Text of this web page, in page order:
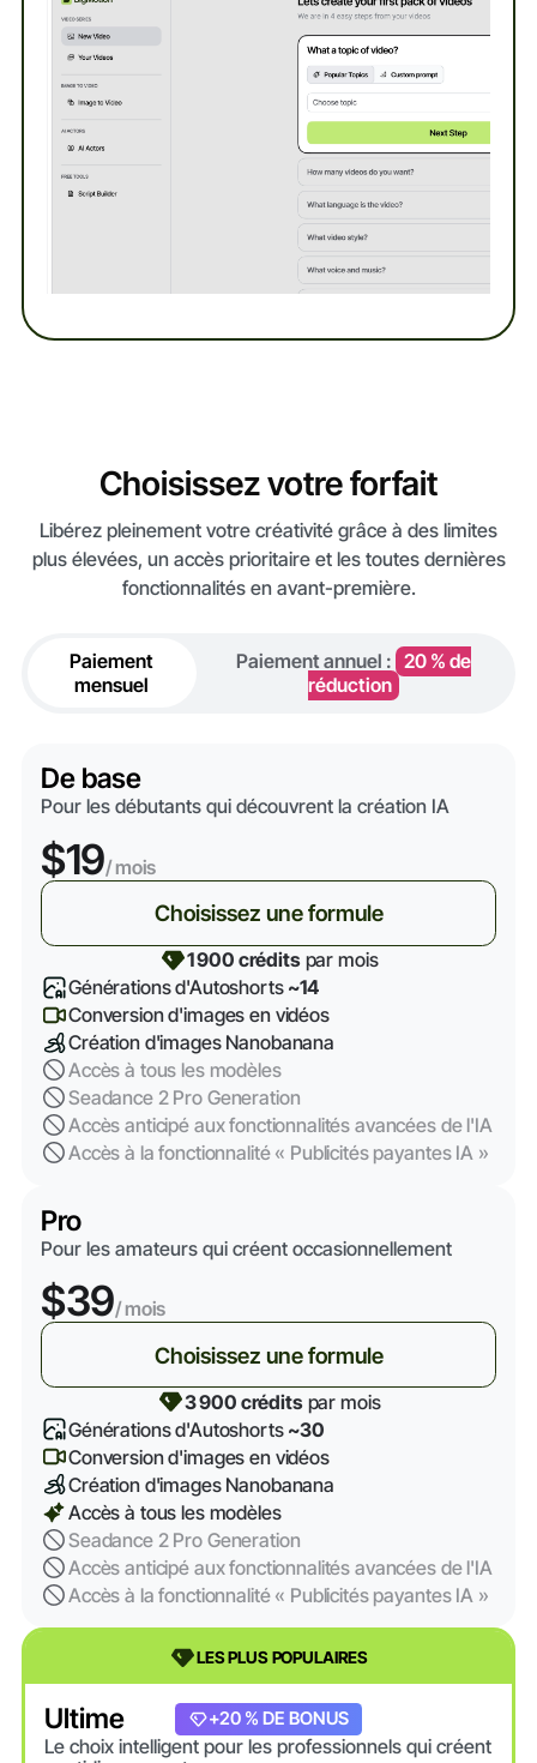
Choisissez votre forfait
Libérez pleinement votre créativité grâce à des limites
plus élevées, un accès prioritaire et les toutes dernières
fonctionnalités en avant-première.
Paiement
mensuel
Paiement annuel : 20 % de
réduction
De base
Pour les débutants qui découvrent la création IA
$19/ mois
Choisissez une formule
1 900 créditspar mois
Générations d'Autoshorts ~14
Conversion d'images en vidéos
Création d'images Nanobanana
Accès à tous les modèles
Seadance 2 Pro Generation
Accès anticipé aux fonctionnalités avancées de l'IA
Accès à la fonctionnalité « Publicités payantes IA »
Pro
Pour les amateurs qui créent occasionnellement
$39/ mois
Choisissez une formule
3 900 créditspar mois
Générations d'Autoshorts ~30
Conversion d'images en vidéos
Création d'images Nanobanana
Accès à tous les modèles
Seadance 2 Pro Generation
Accès anticipé aux fonctionnalités avancées de l'IA
Accès à la fonctionnalité « Publicités payantes IA »
LES PLUS POPULAIRES
Ultime
Le choix intelligent pour les professionnels qui créent
+20 % DE BONUS